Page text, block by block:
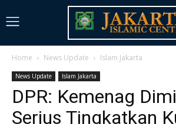
Home News Update Islam Jakarta
News Update Islam Jakarta
DPR: Kemenag
Serius Tingkatkan